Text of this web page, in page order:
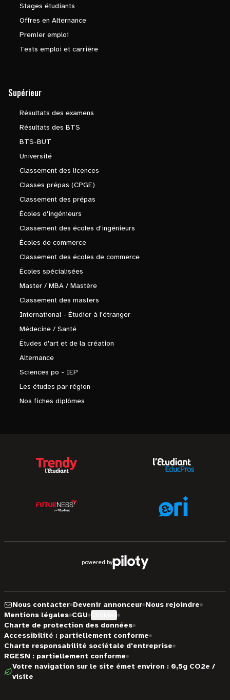
Stages étudiants
Offres en Alternance
Premier emploi
Tests emploi et carrière
Supérieur
Résultats des examens
Résultats des BTS
BTS-BUT
Université
Classement des licences
Classes prépas (CPGE)
Classement des prépas
Écoles d'ingénieurs
Classement des écoles d'ingénieurs
Écoles de commerce
Classement des écoles de commerce
Écoles spécialisées
Master / MBA / Mastère
Classement des masters
International - Étudier à l'étranger
Médecine / Santé
Études d'art et de la création
Alternance
Sciences po - IEP
Les études par région
Nos fiches diplômes
powered by
Nous contacter Devenir annonceur Nous rejoindre
Mentions légales CGU
Charte de protection des données
Accessibilité : partiellement conforme
Charte responsabilité sociétale d'entreprise
RGESN : partiellement conforme
Votre navigation sur le site émet environ : 0,5g CO2e /
visite